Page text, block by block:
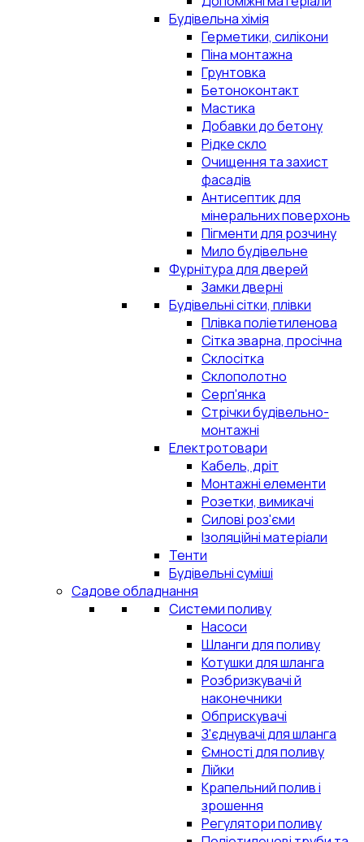
Будівельна хімія
Герметики, силікони
Піна монтажна
Грунтовка
Бетоноконтакт
Мастика
Добавки до бетону
Рідке скло
Очищення та захист
фасадів
Антисептик для
мінеральних поверхонь
Пігменти для розчину
Мило будівельне
Фурнітура для дверей
Замки дверні
Будівельні сітки, плівки
Плівка поліетиленова
Сітка зварна, просічна
Склосітка
Склополотно
Серп'янка
Стрічки будівельно-
монтажні
Електротовари
Кабель, дріт
Монтажні елементи
Розетки, вимикачі
Силові роз'єми
Ізоляційні матеріали
Тенти
Будівельні суміші
Садове обладнання
Системи поливу
Насоси
Шланги для поливу
Котушки для шланга
Розбризкувачі й
наконечники
Обприскувачі
З'єднувачі для шланга
Ємності для поливу
Лійки
Крапельний полив і
зрошення
Регулятори поливу